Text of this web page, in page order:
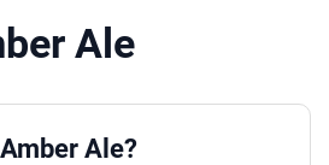
Ale
Ale?